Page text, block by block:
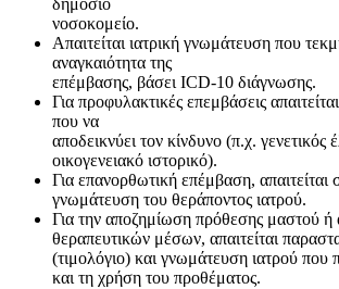
δημόσιο
νοσοκομείο.
Απαιτείται ιατρική γνωμάτευση που
αναγκαιότητα της
επέμβασης, βάσει ICD-10 διάγνωσης.
Για προφυλακτικές επεμβάσεις
που να
αποδεικνύει τον κίνδυνο (π.χ. γενετικός
οικογενειακό ιστορικό).
Για επανορθωτική επέμβαση,
γνωμάτευση του θεράποντος ιατρού.
Για την αποζημίωση πρόθεσης μαστού
θεραπευτικών μέσων, απαιτείται
(τιμολόγιο) και γνωμάτευση ιατρού που
και τη χρήση του προθέματος.